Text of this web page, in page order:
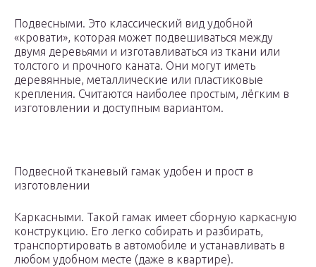
Подвесными. Это классический вид удобной
«кровати», которая может подвешиваться между
двумя деревьями и изготавливаться из ткани или
толстого и прочного каната. Они могут иметь
деревянные, металлические или пластиковые
крепления. Считаются наиболее простым, лёгким в
изготовлении и доступным вариантом.
Подвесной тканевый гамак удобен и прост в
изготовлении
Каркасными. Такой гамак имеет сборную каркасную
конструкцию. Его легко собирать и разбирать,
транспортировать в автомобиле и устанавливать в
любом удобном месте (даже в квартире).